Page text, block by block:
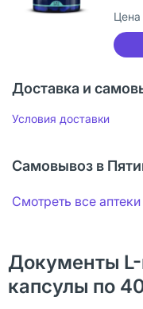
Цена
Доставка и
Условия доставки
Самовывоз в
Смотреть все аптеки
Документы
капсулы по